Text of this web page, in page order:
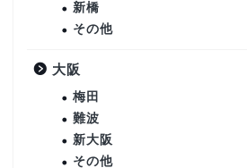
新橋
その他
大阪
梅田
難波
新大阪
その他